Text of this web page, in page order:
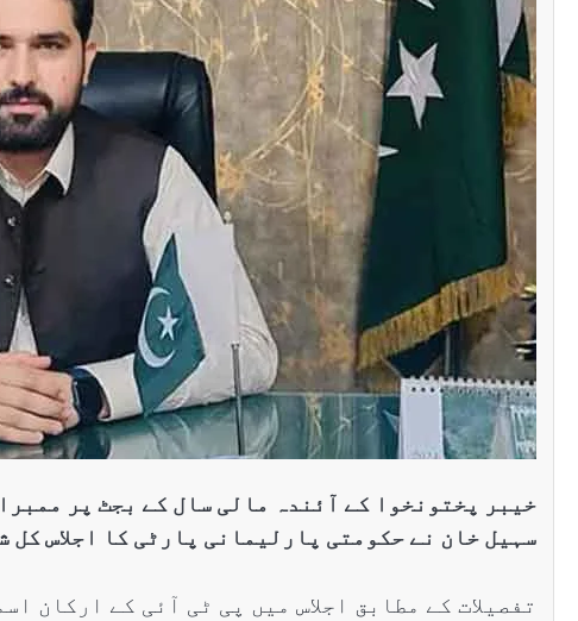
خیبر پختونخوا کے آئندہ مالی سال کے بجٹ پر
سہیل خان نے حکومتی پارلیمانی پارٹی کا اجلاس کل
تفصیلات کے مطابق اجلاس میں پی ٹی آئی کے ارکان
پاکستان تاجکستان
ٹرانزٹ اور علاقائی
بڑھانے پر اتفاق
Editor اپریل 29, 2026